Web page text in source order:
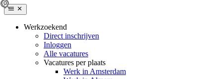
Werkzoekend
Direct inschrijven
Inloggen
Alle vacatures
Vacatures per plaats
Werk in Amsterdam